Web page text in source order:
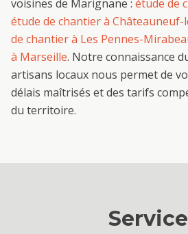
voisines de Marignane : étude de
étude de chantierà
de chantierà Les Pennes-
à Marseille. Notre connaissance
artisans locaux nous permet de
délais maîtrisés et des tarifs
du territoire.